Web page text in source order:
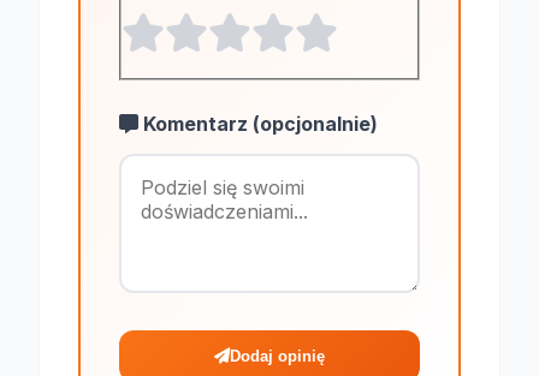
Komentarz (opcjonalnie)
Maksymalnie
Dodaj opinię